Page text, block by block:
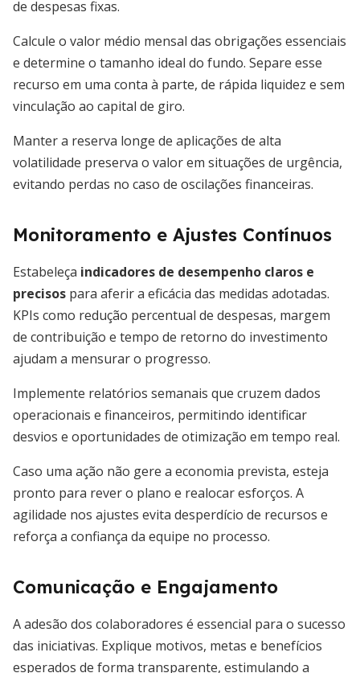
de despesas fixas.
Calcule o valor médio mensal das obrigações essenciais
e determine o tamanho ideal do fundo. Separe esse
recurso em uma conta à parte, de rápida liquidez e sem
vinculação ao capital de giro.
Manter a reserva longe de aplicações de alta
volatilidade preserva o valor em situações de urgência,
evitando perdas no caso de oscilações financeiras.
Monitoramento e Ajustes Contínuos
Estabeleça indicadores de desempenho claros e
precisos para aferir a eficácia das medidas adotadas.
KPIs como redução percentual de despesas, margem
de contribuição e tempo de retorno do investimento
ajudam a mensurar o progresso.
Implemente relatórios semanais que cruzem dados
operacionais e financeiros, permitindo identificar
desvios e oportunidades de otimização em tempo real.
Caso uma ação não gere a economia prevista, esteja
pronto para rever o plano e realocar esforços. A
agilidade nos ajustes evita desperdício de recursos e
reforça a confiança da equipe no processo.
Comunicação e Engajamento
A adesão dos colaboradores é essencial para o sucesso
das iniciativas. Explique motivos, metas e benefícios
esperados de forma transparente, estimulando a